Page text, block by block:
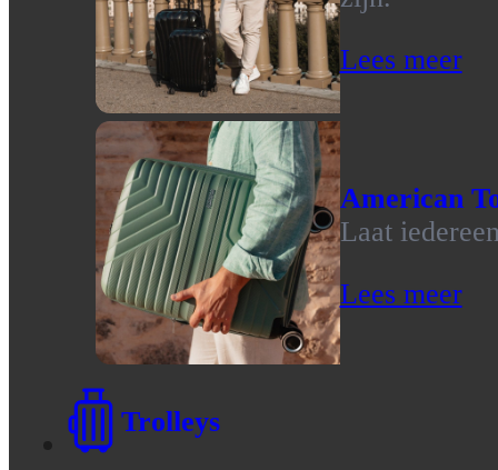
Lees meer
American
Laat
Lees meer
Trolleys